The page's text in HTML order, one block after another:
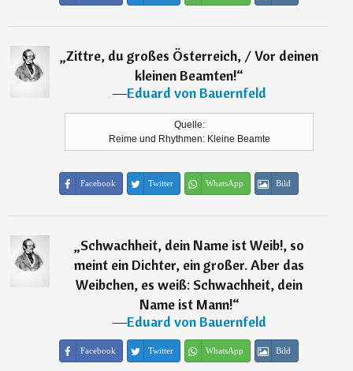
„Zittre, du großes Österreich, / Vor deinen
kleinen Beamten!“
―Eduard von Bauernfeld
Quelle:
Reime und Rhythmen: Kleine Beamte
Facebook Twitter WhatsApp Bild
„Schwachheit, dein Name ist Weib!, so
meint ein Dichter, ein großer. Aber das
Weibchen, es weiß: Schwachheit, dein
Name ist Mann!“
―Eduard von Bauernfeld
Facebook Twitter WhatsApp Bild